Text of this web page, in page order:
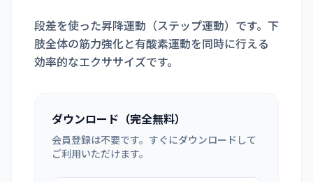
段差を使った昇降運動（ステップ運動）です。下
肢全体の筋力強化と有酸素運動を同時に行える
効率的なエクササイズです。
ダウンロード（完全無料）
会員登録は不要です。すぐにダウンロードして
ご利用いただけます。